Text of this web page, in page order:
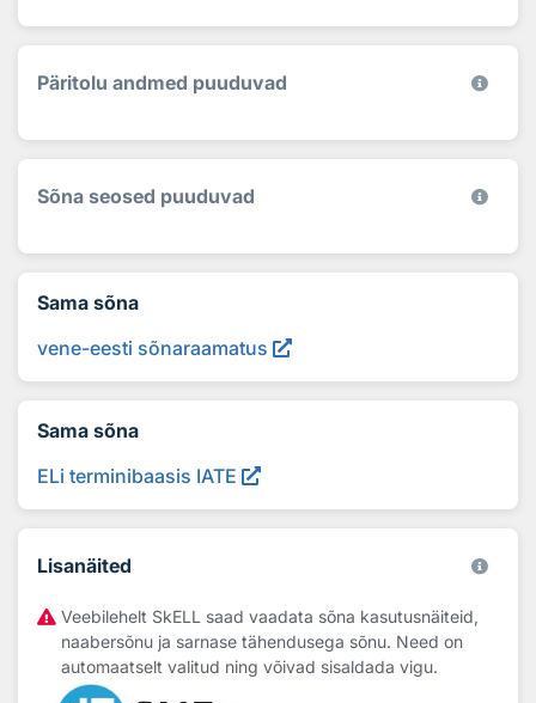
Päritolu andmed puuduvad
Sõna seosed puuduvad
Sama sõna
vene-eesti sõnaraamatus
Sama sõna
ELi terminibaasis IATE
Lisanäited
Veebilehelt SkELL saad vaadata sõna kasutusnäiteid,
naabersõnu ja sarnase tähendusega sõnu. Need on
automaatselt valitud ning võivad sisaldada vigu.